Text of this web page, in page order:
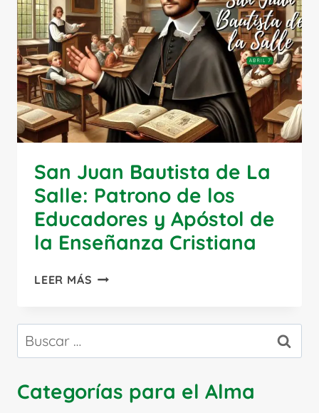
San Juan Bautista de La
Salle: Patrono de los
Educadores y Apóstol de
la Enseñanza Cristiana
LEER MÁS SAN
DE
SALLE:
DE
Buscar:
Categorías para el Alma